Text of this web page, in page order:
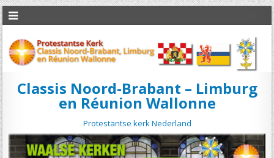
Classis Noord-Brabant – Limburg
en Réunion Wallonne
Protestantse kerk Nederland